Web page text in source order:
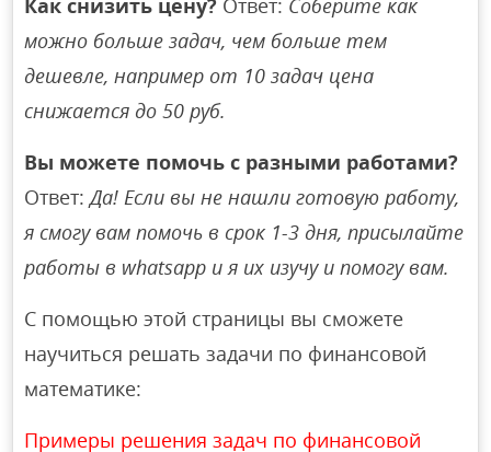
Как снизить цену? Ответ: Соберите как
можно больше задач, чем больше тем
дешевле, например от 10 задач цена
снижается до 50 руб.
Вы можете помочь с разными работами?
Ответ:Да! Если вы не нашли готовую работу,
я смогу вам помочь в срок 1-3 дня, присылайте
работы в whatsapp и я их изучу и помогу вам.
С помощью этой страницы вы сможете
научиться решать задачи по финансовой
математике:
Примеры решения задач по финансовой